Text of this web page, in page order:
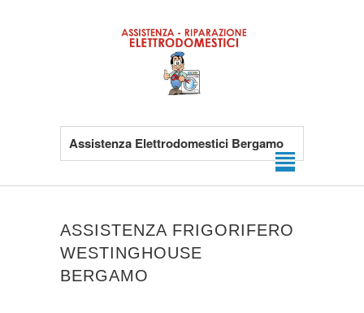
Assistenza Elettrodomestici Bergamo
ASSISTENZA FRIGORIFERO
WESTINGHOUSE
BERGAMO